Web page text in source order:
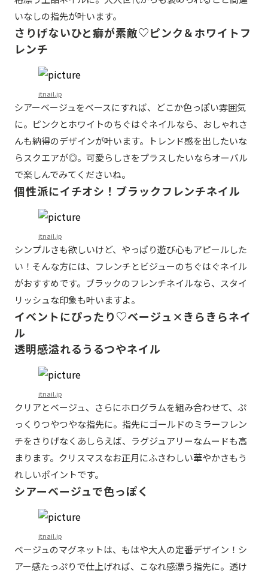
いなしの指先が叶います。
さりげないひと癖が素敵♡ピンク＆ホワイトフ
レンチ
itnail.jp
シアーベージュをベースにすれば、どこか色っぽい雰囲気
に。ピンクとホワイトのちぐはぐネイルなら、おしゃれさ
んも納得のデザインが叶います。トレンド感を出したいな
らスクエアが◎。可愛らしさをプラスしたいならオーバル
で楽しんでみてくださいね。
個性派にイチオシ！ブラックフレンチネイル
itnail.jp
シンプルさも欲しいけど、やっぱり遊び心もアピールした
い！そんな方には、フレンチとビジューのちぐはぐネイル
がおすすめです。ブラックのフレンチネイルなら、スタイ
リッシュな印象も叶いますよ。
イベントにぴったり♡ベージュ×きらきらネイ
ル
透明感溢れるうるつやネイル
itnail.jp
クリアとベージュ、さらにホログラムを組み合わせて、ぷ
っくりつやつやな指先に。指先にゴールドのミラーフレン
チをさりげなくあしらえば、ラグジュアリーなムードも高
まります。クリスマスなお正月にふさわしい華やかさもう
れしいポイントです。
シアーベージュで色っぽく
itnail.jp
ベージュのマグネットは、もはや大人の定番デザイン！シ
アー感たっぷりで仕上げれば、こなれ感漂う指先に。透け